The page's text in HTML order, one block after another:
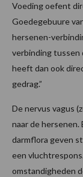
Voeding oefent
Goedegebuure
hersenen-
verbinding tussen
heeft dan ook
gedrag.”
De nervus vagus
naar de hersenen.
darmflora geven
een
omstandigheden